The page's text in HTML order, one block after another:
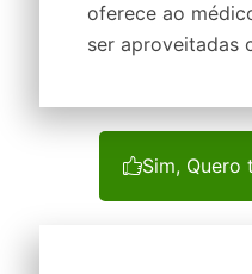
oferece ao
ser aproveitadas
Sim, Quero